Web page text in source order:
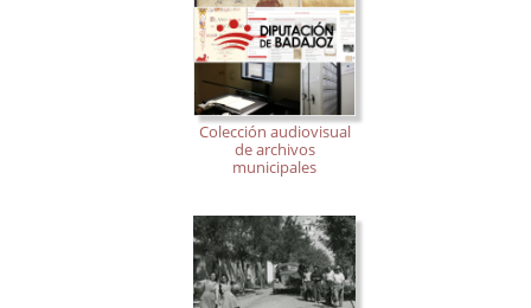
Colección audiovisual
de archivos
municipales